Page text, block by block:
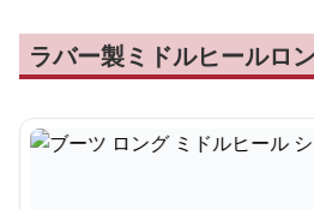
ラバー製ミドルヒールロ